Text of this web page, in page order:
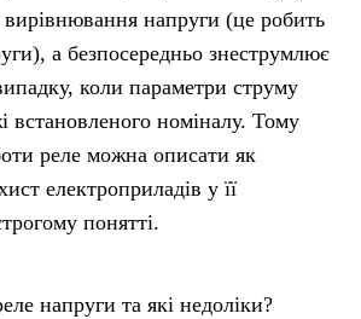
напруги (це робить
а безпосередньо знеструмлює
коли параметри струму
встановленого номіналу. Тому
реле можна описати як
електроприладів у її
понятті.
напруги та які недоліки?